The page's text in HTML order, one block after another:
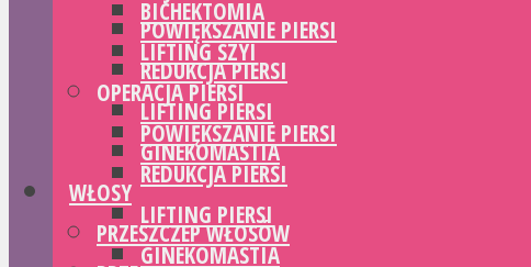
POWIĘKSZANIE PIERSI
REDUKCJA PIERSI
LIFTING PIERSI
GINEKOMASTIA
WŁOSY
PRZESZCZEP WŁOSÓW
BICHEKTOMIA
LIFTING SZYI
OPERACJA PIERSI
POWIĘKSZANIE PIERSI
REDUKCJA PIERSI
LIFTING PIERSI
GINEKOMASTIA